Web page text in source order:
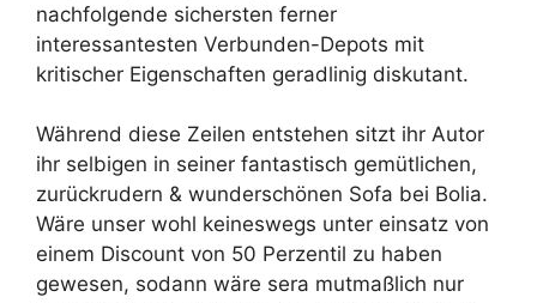
nachfolgende sichersten ferner
interessantesten Verbunden-Depots mit
kritischer Eigenschaften geradlinig diskutant.
Während diese Zeilen entstehen sitzt ihr Autor
ihr selbigen in seiner fantastisch gemütlichen,
zurückrudern & wunderschönen Sofa bei Bolia.
Wäre unser wohl keineswegs unter einsatz von
einem Discount von 50 Perzentil zu haben
gewesen, sodann wäre sera mutmaßlich nur